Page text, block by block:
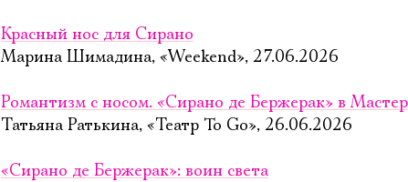
Красный нос для Сирано
Марина Шимадина, «Weekend», 27.06.2026
Романтизм с носом. «Сирано де Бержерак» в
Татьяна Ратькина, «Театр To Go», 26.06.2026
«Сирано де Бержерак»: воин света